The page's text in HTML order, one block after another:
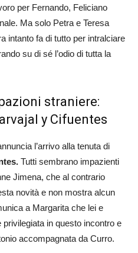
per Fernando, Feliciano
Ma solo Petra e Teresa
intanto fa di tutto per intralciare
su di sé l’odio di tutta la
straniere:
y Cifuentes
l’arrivo alla tenuta di
Tutti sembrano impazienti
Jimena, che al contrario
novità e non mostra alcun
a Margarita che lei e
in questo incontro e
accompagnata da Curro.